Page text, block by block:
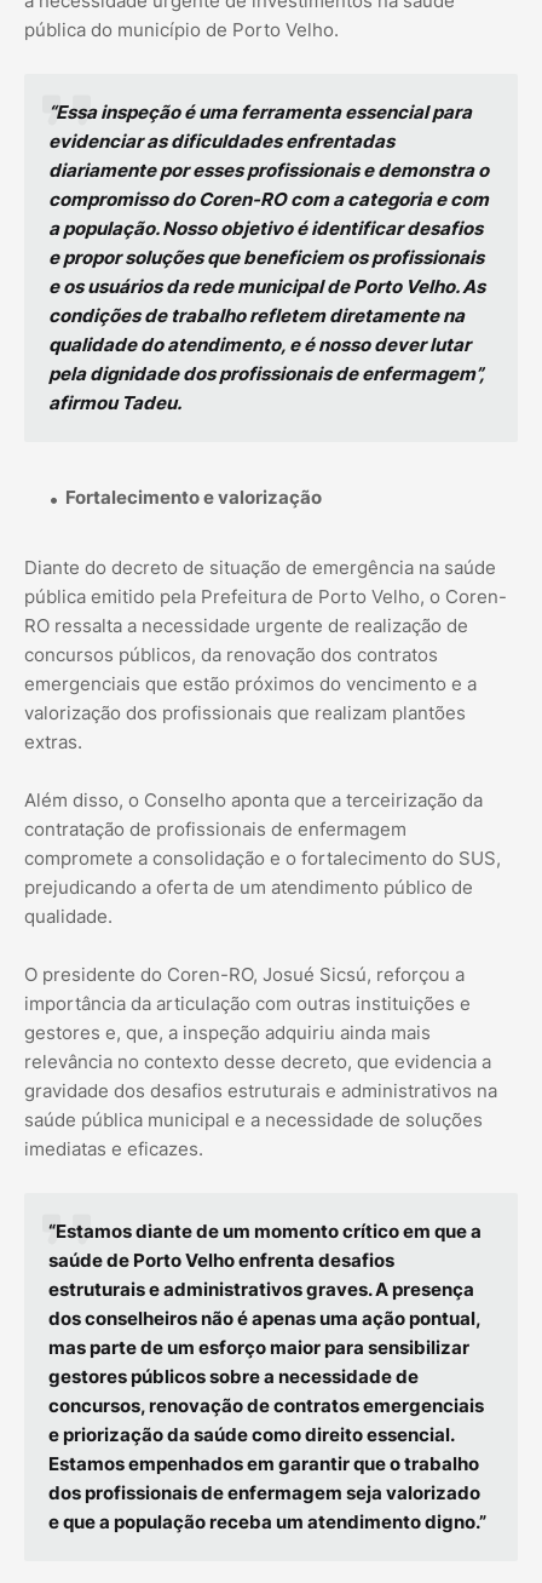
pública do município de Porto Velho.
“Essa inspeção é uma ferramenta essencial para
evidenciar as dificuldades enfrentadas
diariamente por esses profissionais e demonstra o
compromisso do Coren-RO com a categoria e com
a população. Nosso objetivo é identificar desafios
e propor soluções que beneficiem os profissionais
e os usuários da rede municipal de Porto Velho. As
condições de trabalho refletem diretamente na
qualidade do atendimento, e é nosso dever lutar
pela dignidade dos profissionais de enfermagem”,
afirmou Tadeu.
Fortalecimento e valorização
Diante do decreto de situação de emergência na saúde
pública emitido pela Prefeitura de Porto Velho, o Coren-
RO ressalta a necessidade urgente de realização de
concursos públicos, da renovação dos contratos
emergenciais que estão próximos do vencimento e a
valorização dos profissionais que realizam plantões
extras.
Além disso, o Conselho aponta que a terceirização da
contratação de profissionais de enfermagem
compromete a consolidação e o fortalecimento do SUS,
prejudicando a oferta de um atendimento público de
qualidade.
O presidente do Coren-RO, Josué Sicsú, reforçou a
importância da articulação com outras instituições e
gestores e, que, a inspeção adquiriu ainda mais
relevância no contexto desse decreto, que evidencia a
gravidade dos desafios estruturais e administrativos na
saúde pública municipal e a necessidade de soluções
imediatas e eficazes.
“Estamos diante de um momento crítico em que a
saúde de Porto Velho enfrenta desafios
estruturais e administrativos graves. A presença
dos conselheiros não é apenas uma ação pontual,
mas parte de um esforço maior para sensibilizar
gestores públicos sobre a necessidade de
concursos, renovação de contratos emergenciais
e priorização da saúde como direito essencial.
Estamos empenhados em garantir que o trabalho
dos profissionais de enfermagem seja valorizado
e que a população receba um atendimento digno.”